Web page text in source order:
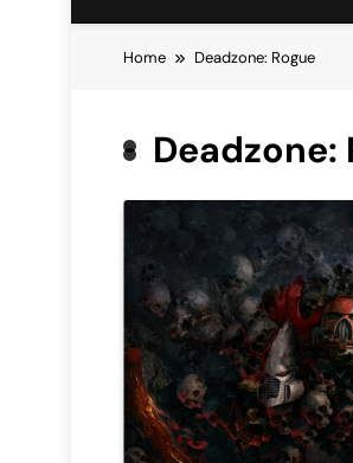
Home Deadzone: Rogue
Deadzone: